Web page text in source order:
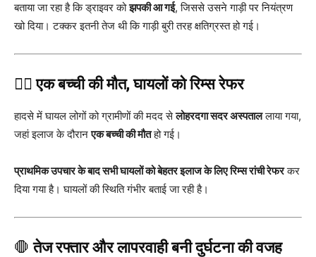
बताया जा रहा है कि ड्राइवर कोझपकी आ गई, जिससे उसने गाड़ी पर नियंत्रण
खो दिया। टक्कर इतनी तेज थी कि गाड़ी बुरी तरह क्षतिग्रस्त हो गई।
👨‍⚕️एक बच्ची की मौत, घायलों को रिम्स रेफर
हादसे में घायल लोगों को ग्रामीणों की मदद सेलोहरदगा सदर अस्पताललाया गया,
जहां इलाज के दौरानएक बच्ची की मौतहो गई।
प्राथमिक उपचार के बाद सभी घायलों को बेहतर इलाज के लिए रिम्स रांची रेफरकर
दिया गया है। घायलों की स्थिति गंभीर बताई जा रही है।
🛑तेज रफ्तार और लापरवाही बनी दुर्घटना की वजह